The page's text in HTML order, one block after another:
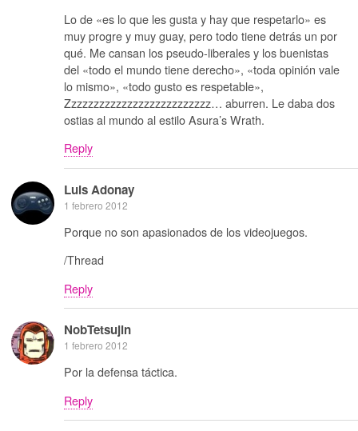
Lo de «es lo que les gusta y hay que respetarlo» es
muy progre y muy guay, pero todo tiene detrás un por
qué. Me cansan los pseudo-liberales y los buenistas
del «todo el mundo tiene derecho», «toda opinión vale
lo mismo», «todo gusto es respetable»,
Zzzzzzzzzzzzzzzzzzzzzzzzzz… aburren. Le daba dos
ostias al mundo al estilo Asura’s Wrath.
Reply
Luis Adonay
1 febrero 2012
Porque no son apasionados de los videojuegos.
/Thread
Reply
NobTetsujin
1 febrero 2012
Por la defensa táctica.
Reply